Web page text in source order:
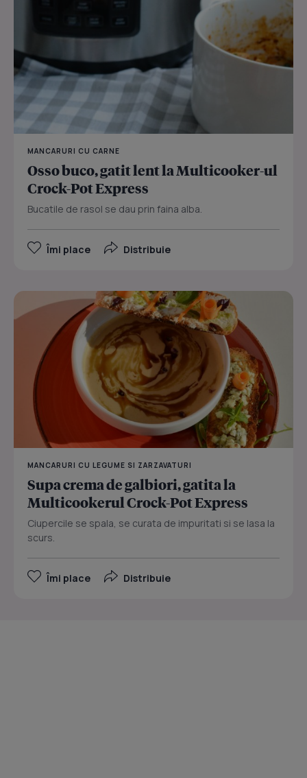
MANCARURI CU CARNE
Osso buco, gatit lent la Multicooker-ul
Crock-Pot Express
Bucatile de rasol se dau prin faina alba.
Îmi place Distribuie
MANCARURI CU LEGUME SI ZARZAVATURI
Supa crema de galbiori, gatita la
Multicookerul Crock-Pot Express
Ciupercile se spala, se curata de impuritati si se lasa la
scurs.
Îmi place Distribuie